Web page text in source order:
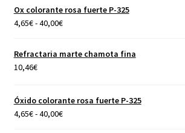
Ox colorante rosa fuerte P-325
4,65€-40,00€Rango
precios:
40,00€
Refractaria marte chamota fina
10,46€
Óxido colorante rosa fuerte P-325
4,65€-40,00€Rango